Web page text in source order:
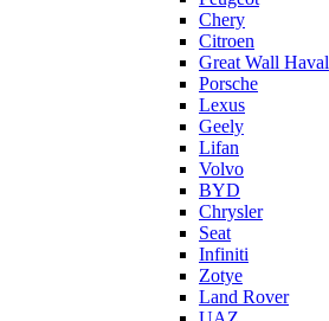
Chery
Citroen
Great Wall Haval
Porsche
Lexus
Geely
Lifan
Volvo
BYD
Chrysler
Seat
Infiniti
Zotye
Land Rover